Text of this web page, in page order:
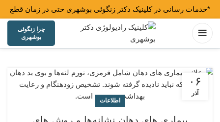
*خدمات رسانی در کلینیک دکتر زنگوئی بوشهری حتی در زمان قطع
ب
چرا زنگوئی
بوشهری
۰۶
آذر
اطلاعات